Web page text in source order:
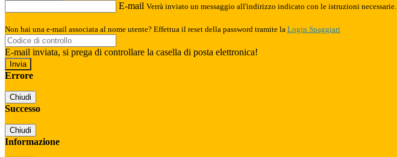
E-mail Verrà inviato un messaggio all'indirizzo indicato con le istruzioni necessarie.
Non hai una e-mail associata al nome utente? Effettua il reset della password tramite la Login Spaggiari
E-mail inviata, si prega di controllare la casella di posta elettronica!
Errore
Chiudi
Successo
Chiudi
Informazione